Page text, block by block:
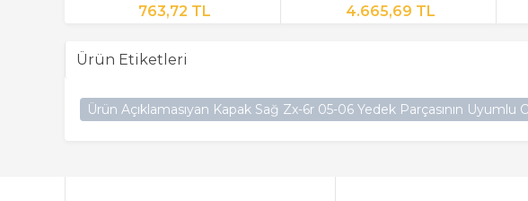
763,72 TL 4.665,69 TL
Ürün Etiketleri
Ürün Açıklamasıyan Kapak Sağ Zx-6r 05-06 Yedek Parçasının